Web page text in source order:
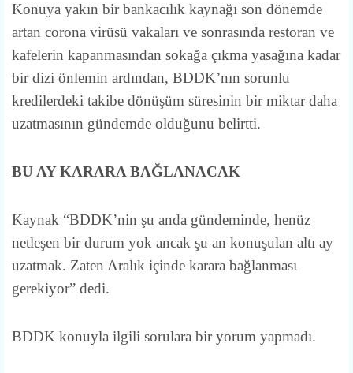
Konuya yakın bir bankacılık kaynağı son dönemde
artan corona virüsü vakaları ve sonrasında restoran ve
kafelerin kapanmasından sokağa çıkma yasağına kadar
bir dizi önlemin ardından, BDDK’nın sorunlu
kredilerdeki takibe dönüşüm süresinin bir miktar daha
uzatmasının gündemde olduğunu belirtti.
BU AY KARARA BAĞLANACAK
Kaynak “BDDK’nin şu anda gündeminde, henüz
netleşen bir durum yok ancak şu an konuşulan altı ay
uzatmak. Zaten Aralık içinde karara bağlanması
gerekiyor” dedi.
BDDK konuyla ilgili sorulara bir yorum yapmadı.